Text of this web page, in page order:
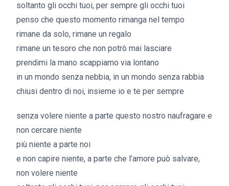
soltanto gli occhi tuoi, per sempre gli occhi tuoi
penso che questo momento rimanga nel tempo
rimane da solo, rimane un regalo
rimane un tesoro che non potrò mai lasciare
prendimi la mano scappiamo via lontano
in un mondo senza nebbia, in un mondo senza rabbia
chiusi dentro di noi, insieme io e te per sempre
senza volere niente a parte questo nostro naufragare e
non cercare niente
più niente a parte noi
e non capire niente, a parte che l’amore può salvare,
non volere niente